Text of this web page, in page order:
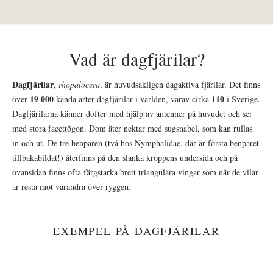
Vad är dagfjärilar?
Dagfjärilar, rhopalocera, är huvudsakligen dagaktiva fjärilar. Det finns
över 19 000 kända arter dagfjärilar i världen, varav cirka 110 i Sverige.
Dagfjärilarna känner dofter med hjälp av antenner på huvudet och ser
med stora facettögon. Dom äter nektar med sugsnabel, som kan rullas
in och ut. De tre benparen (två hos Nymphalidae, där är första benparet
tillbakabildat!) återfinns på den slanka kroppens undersida och på
ovansidan finns ofta färgstarka brett triangulära vingar som när de vilar
är resta mot varandra över ryggen.
EXEMPEL PÅ DAGFJÄRILAR